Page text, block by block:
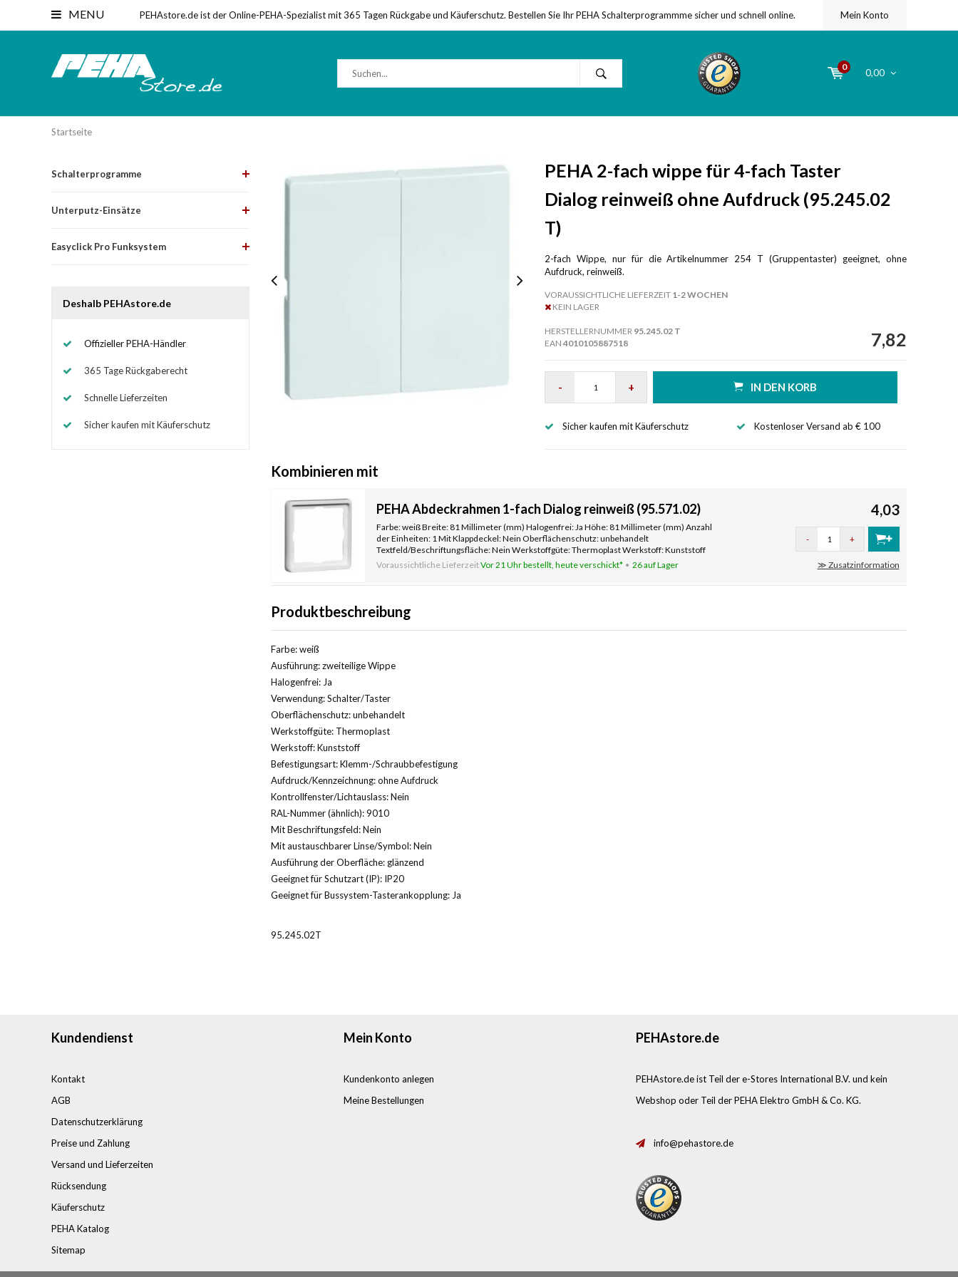
MENU PEHAstore.de ist der Online-PEHA-Spezialist mit 365 Tagen Rückgabe und Käuferschutz. Bestellen Sie Ihr PEHA Schalterprogrammme sicher und schnell online. Mein Konto
0
0,00
Startseite
Schalterprogramme
Unterputz-Einsätze
Easyclick Pro Funksystem
Deshalb PEHAstore.de
Offizieller PEHA-Händler
365 Tage Rückgaberecht
Schnelle Lieferzeiten
Sicher kaufen mit Käuferschutz
PEHA 2-fach wippe für 4-fach Taster
Dialog reinweiß ohne Aufdruck (95.245.02
T)
2-fach Wippe, nur für die Artikelnummer 254 T (Gruppentaster) geeignet, ohne
Aufdruck, reinweiß.
VORAUSSICHTLICHE LIEFERZEIT1-2 WOCHEN
KEIN LAGER
HERSTELLERNUMMER 95.245.02 T
EAN 4010105887518 7,82
- + IN DEN KORB
Sicher kaufen mit Käuferschutz Kostenloser Versand ab € 100
Kombinieren mit
PEHA Abdeckrahmen 1-fach Dialog reinweiß (95.571.02)
Farbe: weiß Breite: 81 Millimeter (mm) Halogenfrei: Ja Höhe: 81 Millimeter (mm) Anzahl
der Einheiten: 1 Mit Klappdeckel: Nein Oberflächenschutz: unbehandelt
Textfeld/Beschriftungsfläche: Nein Werkstoffgüte: Thermoplast Werkstoff: Kunststoff
Befestig
Voraussichtliche LieferzeitVor 21 Uhr bestellt, heute verschickt* 26 auf Lager
4,03
- +
≫ Zusatzinformation
Produktbeschreibung
Farbe: weiß
Ausführung: zweiteilige Wippe
Halogenfrei: Ja
Verwendung: Schalter/Taster
Oberflächenschutz: unbehandelt
Werkstoffgüte: Thermoplast
Werkstoff: Kunststoff
Befestigungsart: Klemm-/Schraubbefestigung
Aufdruck/Kennzeichnung: ohne Aufdruck
Kontrollfenster/Lichtauslass: Nein
RAL-Nummer (ähnlich): 9010
Mit Beschriftungsfeld: Nein
Mit austauschbarer Linse/Symbol: Nein
Ausführung der Oberfläche: glänzend
Geeignet für Schutzart (IP): IP20
Geeignet für Bussystem-Tasterankopplung: Ja
95.245.02T
Kundendienst
Kontakt
AGB
Datenschutzerklärung
Preise und Zahlung
Versand und Lieferzeiten
Rücksendung
Käuferschutz
PEHA Katalog
Sitemap
Mein Konto
Kundenkonto anlegen
Meine Bestellungen
PEHAstore.de
PEHAstore.de ist Teil der e-Stores International B.V. und kein
Webshop oder Teil der PEHA Elektro GmbH & Co. KG.
info@pehastore.de